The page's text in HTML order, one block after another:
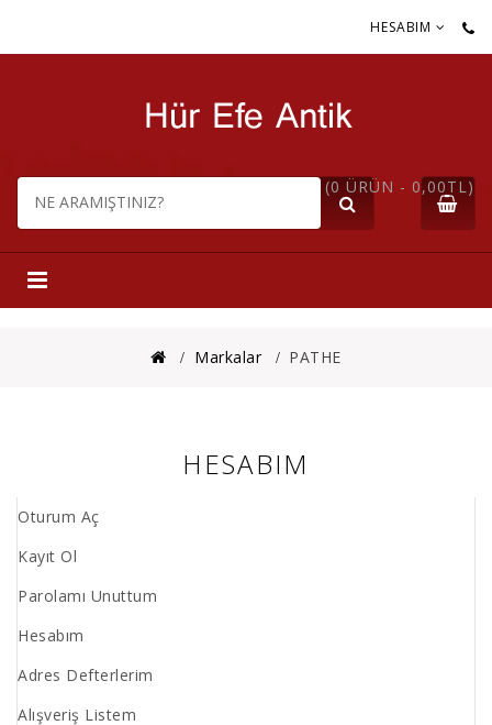
HESABIM
(0 ÜRÜN - 0,00TL)
Markalar PATHE
HESABIM
Oturum Aç
Kayıt Ol
Parolamı Unuttum
Hesabım
Adres Defterlerim
Alışveriş Listem